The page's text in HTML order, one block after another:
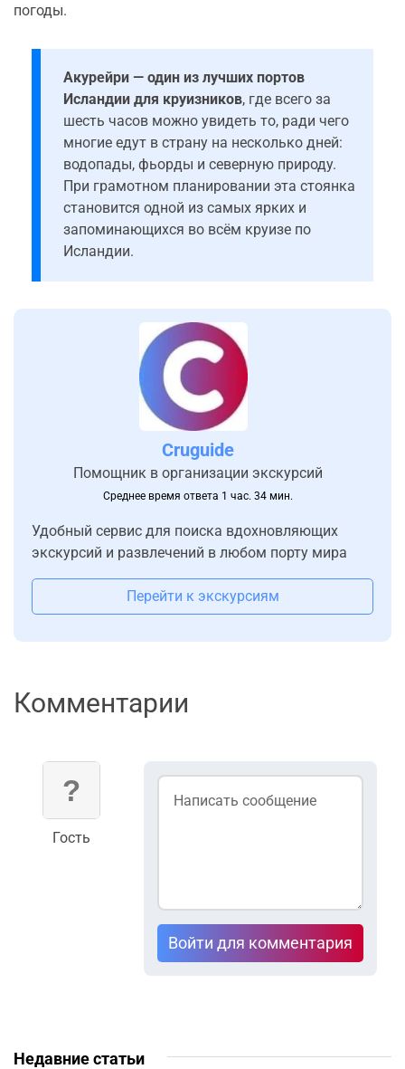
погоды.
Акурейри — один из лучших портов
Исландии для круизников, где всего за
шесть часов можно увидеть то, ради чего
многие едут в страну на несколько дней:
водопады, фьорды и северную природу.
При грамотном планировании эта стоянка
становится одной из самых ярких и
запоминающихся во всём круизе по
Исландии.
Cruguide
Помощник в организации экскурсий
Среднее время ответа 1 час. 34 мин.
Удобный сервис для поиска вдохновляющих
экскурсий и развлечений в любом порту мира
Перейти к экскурсиям
Комментарии
Гость
Войти для комментария
Недавние статьи